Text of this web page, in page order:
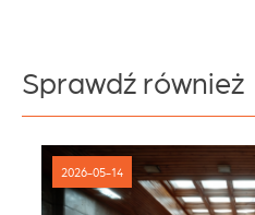
Sprawdź również
2026-05-14